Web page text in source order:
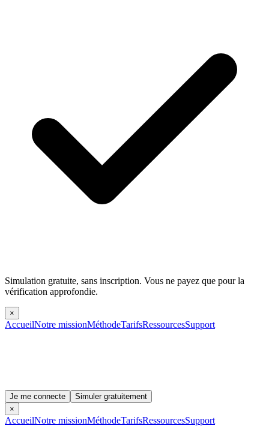
Simulation gratuite, sans inscription. Vous ne payez que pour la
vérification approfondie.
×
AccueilNotre missionMéthodeTarifsRessourcesSupport
Je me connecte
Simuler gratuitement
×
AccueilNotre missionMéthodeTarifsRessourcesSupport